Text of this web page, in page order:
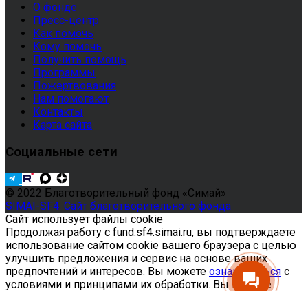
О фонде
Пресс-центр
Как помочь
Кому помочь
Получить помощь
Программы
Пожертвования
Нам помогают
Контакты
Карта сайта
Социальные сети
© 2022 Благотворительный фонд «Симай»
SIMAI-SF4: Сайт благотворительного фонда
Сайт использует файлы cookie
Продолжая работу с fund.sf4.simai.ru, вы подтверждаете
использование сайтом cookie вашего браузера с целью
улучшить предложения и сервис на основе ваших
предпочтений и интересов. Вы можете ознакомиться с
условиями и принципами их обработки. Вы можете